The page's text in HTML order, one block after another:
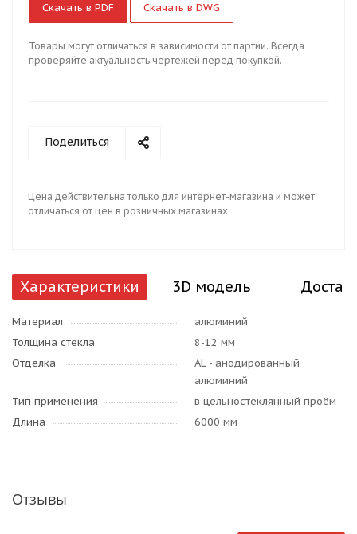
Скачать в PDF Скачать в DWG
Товары могут отличаться в зависимости от партии. Всегда
проверяйте актуальность чертежей перед покупкой.
Поделиться
Цена действительна только для интернет-магазина и может
отличаться от цен в розничных магазинах
Характеристики 3D модель
Материал
алюминий
Толщина стекла
8-12 мм
Отделка
AL - анодированный
алюминий
Тип применения
в цельностеклянный проём
Длина
6000 мм
Отзывы